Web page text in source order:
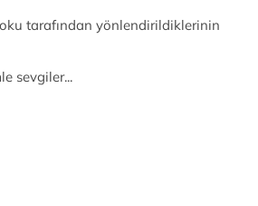
tarafından yönlendirildiklerinin
sevgiler...